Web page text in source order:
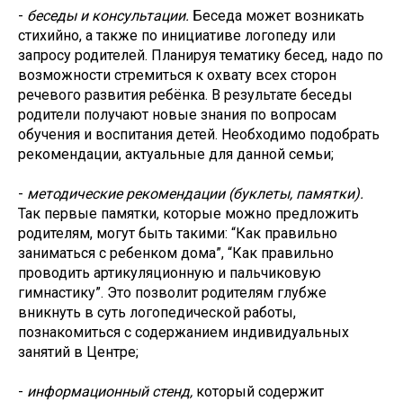
- беседы и консультации. Беседа может возникать
стихийно, а также по инициативе логопеду или
запросу родителей. Планируя тематику бесед, надо по
возможности стремиться к охвату всех сторон
речевого развития ребёнка. В результате беседы
родители получают новые знания по вопросам
обучения и воспитания детей. Необходимо подобрать
рекомендации, актуальные для данной семьи;
- методические рекомендации (буклеты, памятки).
Так первые памятки, которые можно предложить
родителям, могут быть такими: “Как правильно
заниматься с ребенком дома”, “Как правильно
проводить артикуляционную и пальчиковую
гимнастику”. Это позволит родителям глубже
вникнуть в суть логопедической работы,
познакомиться с содержанием индивидуальных
занятий в Центре;
- информационный стенд, который содержит